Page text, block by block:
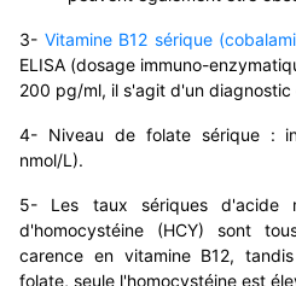
3- Vitamine B12 sérique
ELISA (dosage immuno-
200 pg/ml, il s'agit d'un diagnostic
4- Niveau de folate sérique :
nmol/L).
5- Les taux sériques d'acide
d'homocystéine (HCY) sont
carence en vitamine B12,
folate, seule l'homocystéine est